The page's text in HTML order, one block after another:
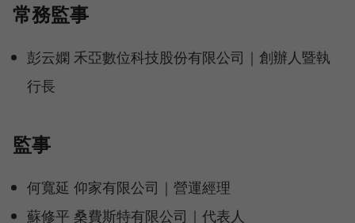
常務監事
彭云嫻 禾亞數位科技股份有限公司｜創辦人暨執
行長
監事
何寬延 仰家有限公司｜營運經理
蘇修平 桑費斯特有限公司｜代表人